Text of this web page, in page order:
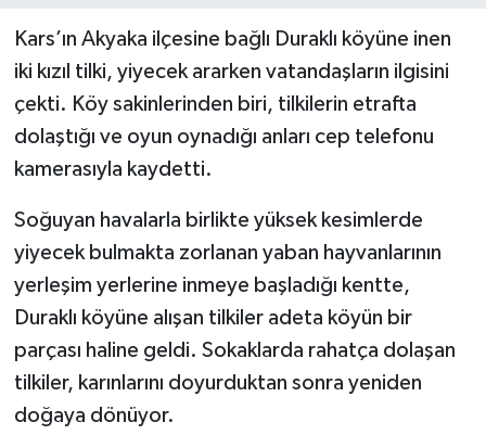
Kars’ın Akyaka ilçesine bağlı Duraklı köyüne inen
iki kızıl tilki, yiyecek ararken vatandaşların ilgisini
çekti. Köy sakinlerinden biri, tilkilerin etrafta
dolaştığı ve oyun oynadığı anları cep telefonu
kamerasıyla kaydetti.
Soğuyan havalarla birlikte yüksek kesimlerde
yiyecek bulmakta zorlanan yaban hayvanlarının
yerleşim yerlerine inmeye başladığı kentte,
Duraklı köyüne alışan tilkiler adeta köyün bir
parçası haline geldi. Sokaklarda rahatça dolaşan
tilkiler, karınlarını doyurduktan sonra yeniden
doğaya dönüyor.
SOLHAN
SPOR
YEDİSU